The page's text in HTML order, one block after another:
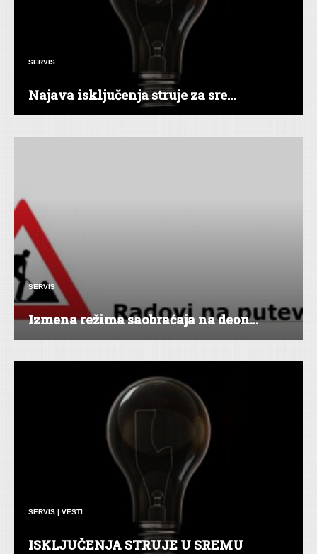
SERVIS
Najava isključenja struje za sre...
SERVIS
Izmena režima saobraćaja na deon...
SERVIS | VESTI
ISKLJUČENJA STRUJE U SREMU